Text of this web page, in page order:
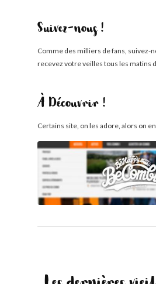
Suivez-nous !
Comme des milliers de fans, suivez-
recevez votre veilles tous les matins
À Découvrir !
Certains site, on les adore, alors on